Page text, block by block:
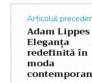
Articolul
Adam
Eleganța
redefinită în
moda